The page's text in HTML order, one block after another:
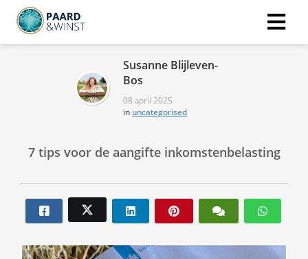
Susanne Blijleven-
Bos
08 april 2025
in uncategorised
7 tips voor de aangifte inkomstenbelasting